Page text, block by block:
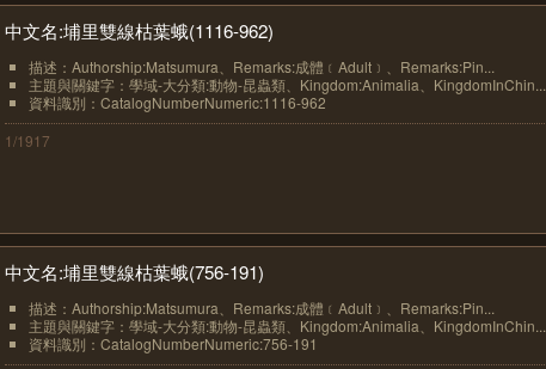
中文名:埔里雙線枯葉蛾(1116-962)
描述：Authorship:Matsumura、Remarks:成體﹝Adult﹞、Remarks:Pin...
主題與關鍵字：學域-大分類:動物-昆蟲類、Kingdom:Animalia、KingdomInChin...
資料識別：CatalogNumberNumeric:1116-962
1/1917
中文名:埔里雙線枯葉蛾(756-191)
描述：Authorship:Matsumura、Remarks:成體﹝Adult﹞、Remarks:Pin...
主題與關鍵字：學域-大分類:動物-昆蟲類、Kingdom:Animalia、KingdomInChin...
資料識別：CatalogNumberNumeric:756-191